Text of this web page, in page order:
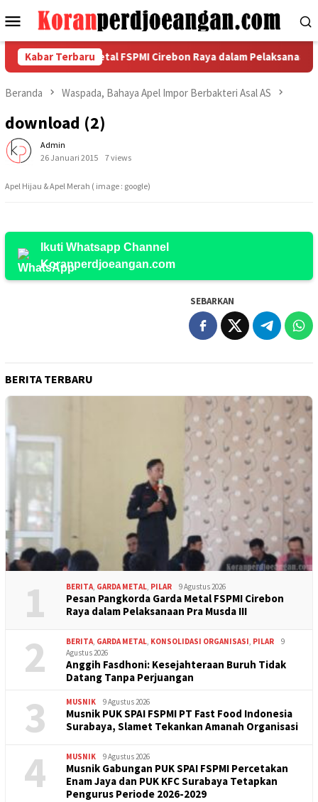
ke
Menu
Mobile
Kabar Terbaru
Garda Metal FSPMI Cirebon Raya dalam Pelaksanaan Pra
Beranda Waspada, Bahaya Apel Impor Berbakteri Asal AS
download (2)
Admin
26 Januari 2015
7 views
Apel Hijau & Apel Merah ( image : google)
Ikuti Whatsapp Channel
Koranperdjoeangan.com
SEBARKAN
BERITA TERBARU
1 BERITA, GARDA METAL, PILAR 9 Agustus 2026
Pesan Pangkorda Garda Metal FSPMI Cirebon
Raya dalam Pelaksanaan Pra Musda III
2 BERITA, GARDA METAL, KONSOLIDASI ORGANISASI, PILAR
9
Agustus 2026
Anggih Fasdhoni: Kesejahteraan Buruh Tidak
Datang Tanpa Perjuangan
3 MUSNIK 9 Agustus 2026
Musnik PUK SPAI FSPMI PT Fast Food Indonesia
Surabaya, Slamet Tekankan Amanah Organisasi
4 MUSNIK 9 Agustus 2026
Musnik Gabungan PUK SPAI FSPMI Percetakan
Enam Jaya dan PUK KFC Surabaya Tetapkan
Pengurus Periode 2026-2029